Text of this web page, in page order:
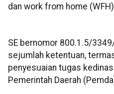
dan work from home
SE bernomor 800.1.5/
sejumlah ketentuan,
penyesuaian tugas
Pemerintah Daerah